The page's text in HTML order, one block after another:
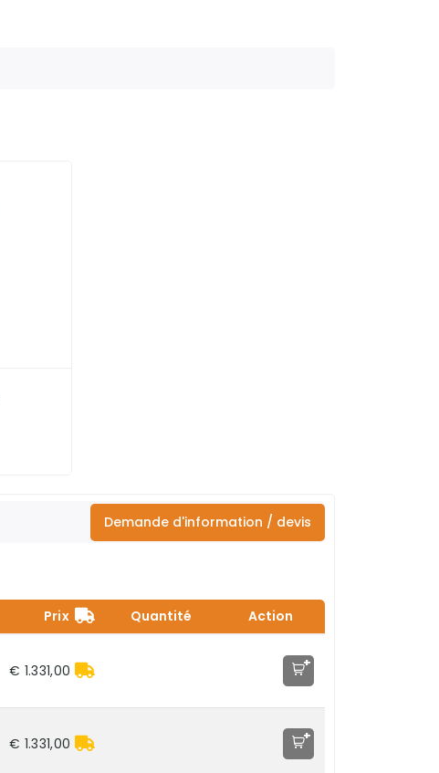
Demande d'information / devis
Prix Quantité Action
€ 1.331,00 +
€ 1.331,00 +